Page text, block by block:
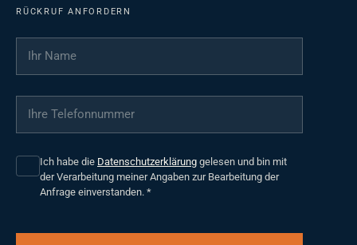
RÜCKRUF ANFORDERN
Ihr Name
Ihre Telefonnummer
Ich habe die Datenschutzerklärung gelesen und bin mit
der Verarbeitung meiner Angaben zur Bearbeitung der
Anfrage einverstanden. *